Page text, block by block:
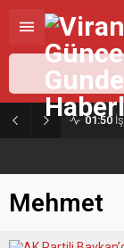
01:50İş
Mehmet